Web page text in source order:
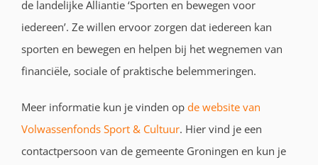
de landelijke Alliantie ‘Sporten en bewegen voor
iedereen’. Ze willen ervoor zorgen dat iedereen kan
sporten en bewegen en helpen bij het wegnemen van
financiële, sociale of praktische belemmeringen.
Meer informatie kun je vinden op de website van
Volwassenfonds Sport & Cultuur. Hier vind je een
contactpersoon van de gemeente Groningen en kun je